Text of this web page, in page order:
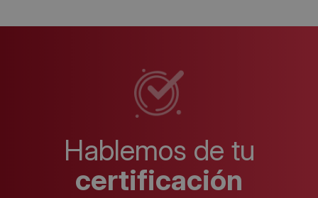
Hablemos de tu
certificación